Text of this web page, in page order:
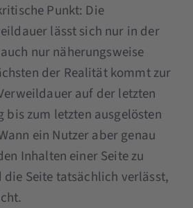
Punkt: Die
lässt sich nur in der
nur näherungsweise
der Realität kommt zur
auf der letzten
bis zum letzten ausgelösten
ein Nutzer aber genau
Inhalten einer Seite zu
Seite tatsächlich verlässt,